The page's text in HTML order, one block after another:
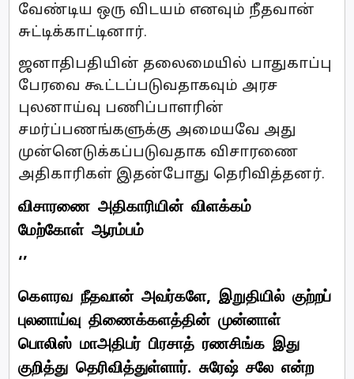
வேண்டிய ஒரு விடயம் எனவும் நீதவான்
சுட்டிக்காட்டினார்.
ஜனாதிபதியின் தலைமையில் பாதுகாப்பு
பேரவை கூட்டப்படுவதாகவும் அரச
புலனாய்வு பணிப்பாளரின்
சமர்ப்பணங்களுக்கு அமையவே அது
முன்னெடுக்கப்படுவதாக விசாரணை
அதிகாரிகள் இதன்போது தெரிவித்தனர்.
விசாரணை அதிகாரியின் விளக்கம்
மேற்கோள் ஆரம்பம்
‘’
கௌரவ நீதவான் அவர்களே, இறுதியில் குற்றப்
புலனாய்வு திணைக்களத்தின் முன்னாள்
பொலிஸ் மாஅதிபர் பிரசாத் ரணசிங்க இது
குறித்து தெரிவித்துள்ளார். சுரேஷ் சலே என்ற